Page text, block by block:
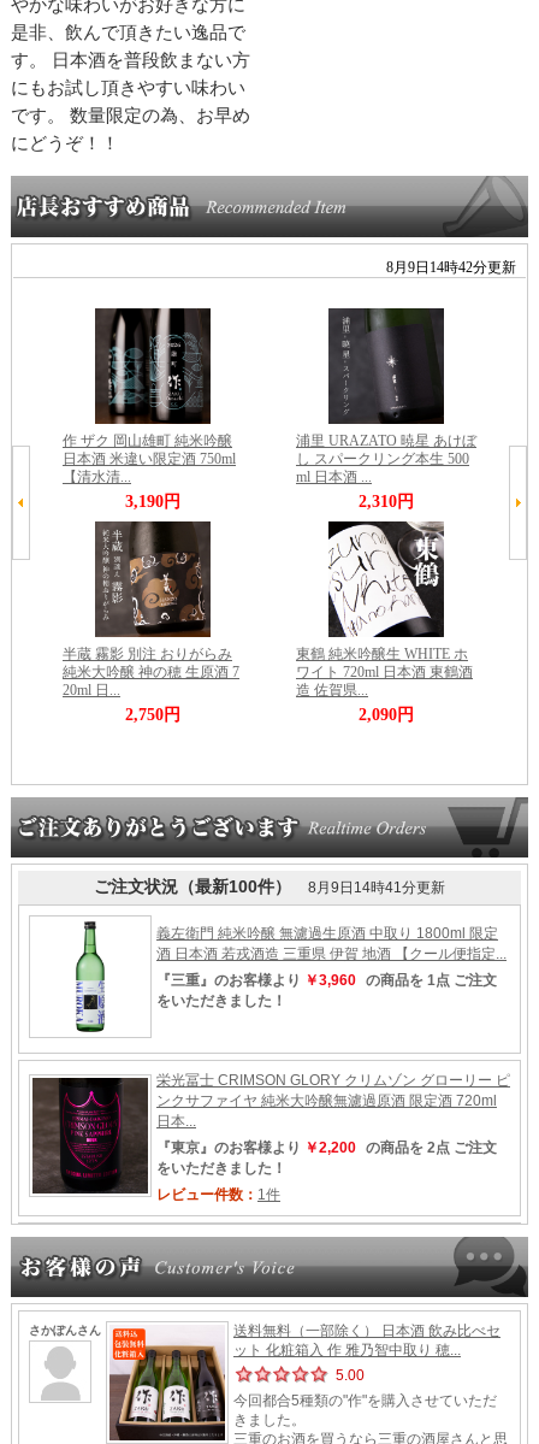
やかな味わいがお好きな方に
是非、飲んで頂きたい逸品で
す。 日本酒を普段飲まない方
にもお試し頂きやすい味わい
です。 数量限定の為、お早め
にどうぞ！！